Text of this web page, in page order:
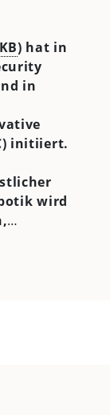
) hat in
in
initiiert.
wird
…